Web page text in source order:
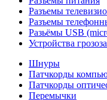
Разъемы
Разъемы
Разьёмы USB
Устройства
Шнуры
Патчкорды
Патчкорды
Перемычки